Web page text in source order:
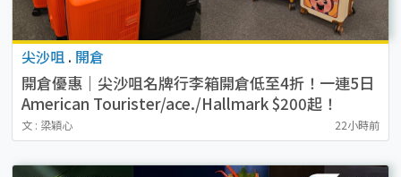
尖沙咀 . 開倉
開倉優惠｜尖沙咀名牌行李箱開倉低至4折！一連5日
American Tourister/ace./Hallmark $200起！
文 : 梁穎心 22小時前